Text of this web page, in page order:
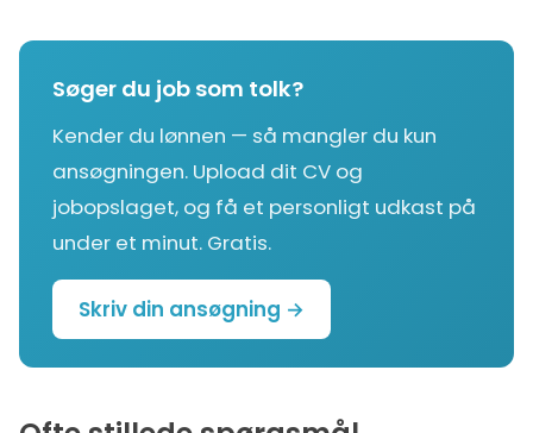
Søger du job som tolk?
Kender du lønnen — så mangler du kun
ansøgningen. Upload dit CV og
jobopslaget, og få et personligt udkast på
under et minut. Gratis.
Skriv din ansøgning →